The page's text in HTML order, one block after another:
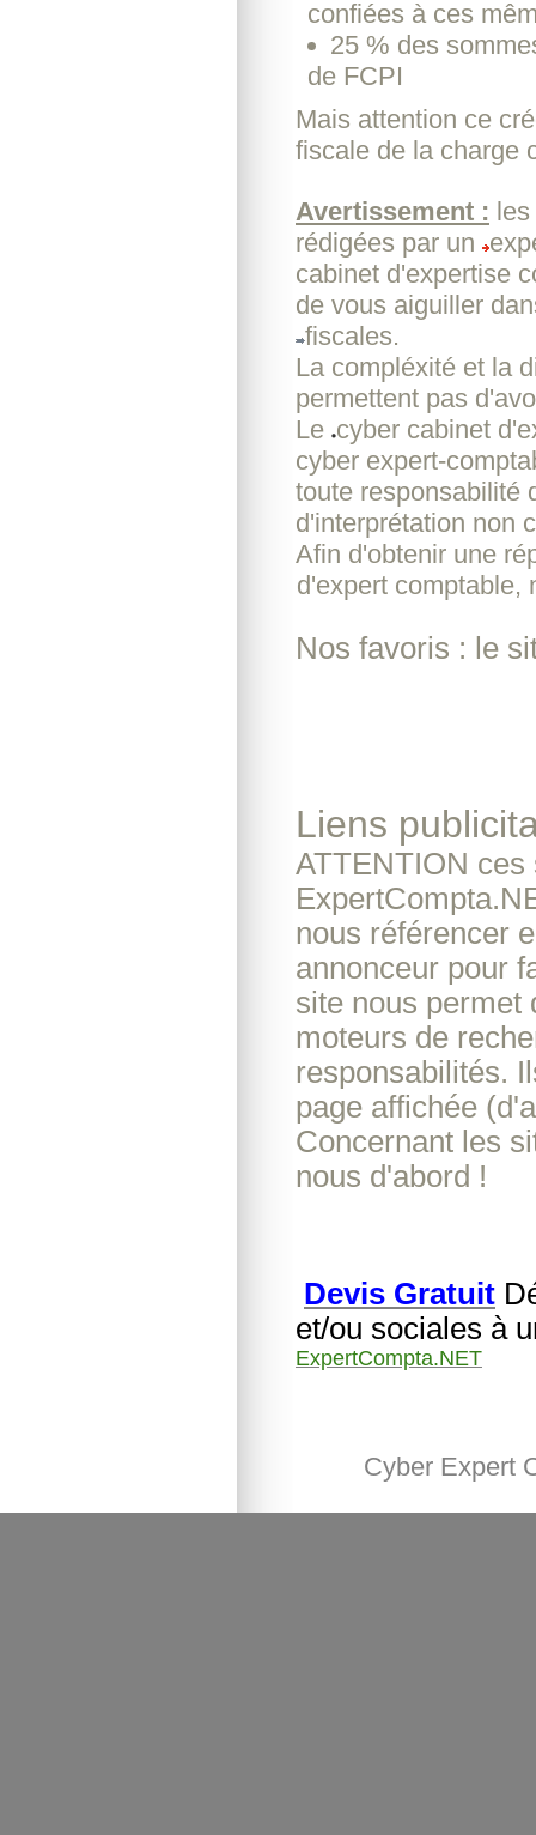
confiées à ces
25 % des
de FCPI
Mais attention ce
fiscale de la charge
Avertissement :
rédigées par un
cabinet d'expertise
de vous aiguiller
fiscales.
La compléxité et la
permettent pas
Le cyber cabinet
cyber expert-
toute responsabilité
d'interprétation non
Afin d'obtenir une
d'expert comptable,
Nos favoris : le
Liens
ATTENTION ces
nous référencer
annonceur pour
site nous permet
moteurs de
responsabilités.
page affichée
Concernant les
nous d'abord !
Devis Gratuit
et/ou sociales à
ExpertCompta.NET
Cyber Expert